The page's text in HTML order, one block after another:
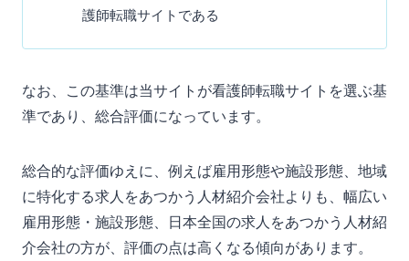
護師転職サイトである
なお、この基準は当サイトが看護師転職サイトを選ぶ基
準であり、総合評価になっています。
総合的な評価ゆえに、例えば雇用形態や施設形態、地域
に特化する求人をあつかう人材紹介会社よりも、幅広い
雇用形態・施設形態、日本全国の求人をあつかう人材紹
介会社の方が、評価の点は高くなる傾向があります。